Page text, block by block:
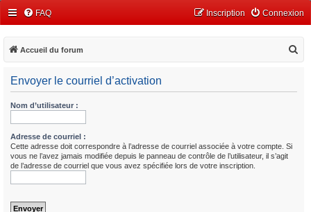
FAQ Connexion
Inscription
Accueil du forum
Envoyer le courriel d’activation
Nom d’utilisateur :
Adresse de courriel :
Cette adresse doit correspondre à l’adresse de courriel associée à votre compte. Si
vous ne l’avez jamais modifiée depuis le panneau de contrôle de l’utilisateur, il s’agit
de l’adresse de courriel que vous avez spécifiée lors de votre inscription.